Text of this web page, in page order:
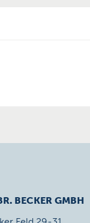
BECKER GMBH